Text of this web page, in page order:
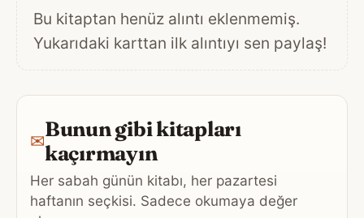
Bu kitaptan henüz alıntı eklenmemiş.
Yukarıdaki karttan ilk alıntıyı sen paylaş!
✉Bunun gibi kitapları
kaçırmayın
Her sabah günün kitabı, her pazartesi
haftanın seçkisi. Sadece okumaya değer